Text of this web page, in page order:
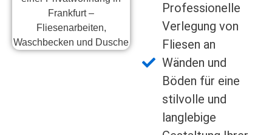
Professionelle
Verlegung von
Fliesen an
Wänden und
Böden für eine
stilvolle und
langlebige